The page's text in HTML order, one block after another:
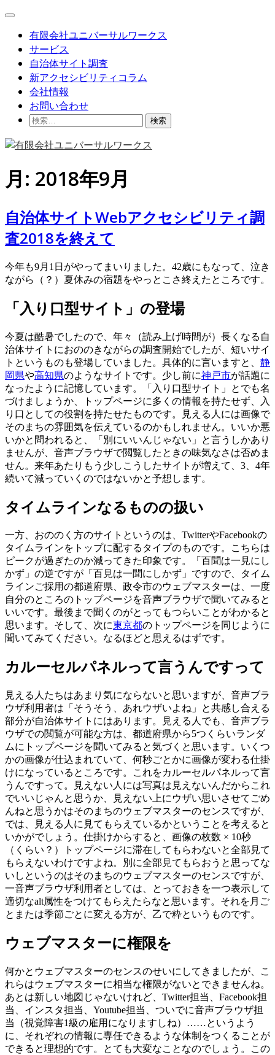
to
content
Main
有限会社ユニバーサルワークス
サービス
自治体サイト調査
新アクセシビリティコラム
会社情報
お問い合わせ
検
月: 2018年9月
自治体サイトWebアクセシビリティ調
査2018を終えて
今年も9月1日がやってまいりました。42歳にもなって、泣き
ながら（？）夏休みの宿題をやっとこさ終えたところです。
「入り口型サイト」の登場
今夏は酷暑でしたので、年々（読み上げ時間が）長くなる自
治体サイトにおののきながらの調査開始でしたが、短いサイ
トというものも登場していました。具体的に言いますと、 静
岡県や高知県のようなサイトです。少し前に神戸市が話題に
なったように記憶しています。「入り口型サイト」とでも名
づけましょうか、トップページに多くの情報を持たせず、入
り口としての役割を持たせたものです。見える人には画像で
そのまちの雰囲気を伝えているのかもしれません。いいか悪
いかと問われると、「別にいいんじゃない」と言うしかあり
ませんが、音声ブラウザで閲覧したときの味気なさは否めま
せん。来年あたりもう少しこうしたサイトが増えて、3、4年
続いて減っていくのではないかと予想します。
タイムラインなるものの扱い
一方、おののく方のサイトというのは、TwitterやFacebookの
タイムラインをトップに配するタイプのものです。こちらは
ピークが過ぎたのか減ってきた印象です。「百聞は一見にし
かず」の逆ですが「百見は一聞にしかず」ですので、タイム
ラインご採用の都道府県、政令市のウェブマスターは、一度
自分のところのトップページを音声ブラウザで聞いてみると
いいです。最後まで聞くのがとってもつらいことがわかると
思います。そして、次に東京都のトップページを同じように
聞いてみてください。なるほどと思えるはずです。
カルーセルパネルって言うんですって
見える人たちはあまり気にならないと思いますが、音声ブラ
ウザ利用者は「そうそう、あれウザいよね」と共感し合える
部分が自治体サイトにはあります。見える人でも、音声ブラ
ウザでの閲覧が可能な方は、都道府県から5つくらいランダ
ムにトップページを聞いてみると気づくと思います。いくつ
かの画像が仕込まれていて、何秒ごとかに画像が変わる仕掛
けになっているところです。これをカルーセルパネルって言
うんですって。見えない人には写真は見えないんだからこれ
でいいじゃんと思うか、見えない上にウザい思いさせてごめ
んねと思うかはそのまちのウェブマスターのセンスですが、
では、見える人に見てもらえているかということを考えると
いかがでしょう。仕掛けからすると、画像の枚数 × 10秒
（くらい？）トップページに滞在してもらわないと全部見て
もらえないわけですよね。別に全部見てもらおうと思ってな
いしというのはそのまちのウェブマスターのセンスですが、
一音声ブラウザ利用者としては、とっておきを一つ表示して
適切なalt属性をつけてもらえたらなと思います。それを月ご
とまたは季節ごとに変える方が、乙で粋というものです。
ウェブマスターに権限を
何かとウェブマスターのセンスのせいにしてきましたが、こ
れらはウェブマスターに相当な権限がないとできませんね。
あとは新しい地図じゃないけれど、Twitter担当、Facebook担
当、インスタ担当、Youtube担当、ついでに音声ブラウザ担
当（視覚障害1級の雇用になりますしね）……というよう
に、それぞれの情報に専任できるような体制をつくることが
できると理想的です。とても大変なことなのでしょう。この